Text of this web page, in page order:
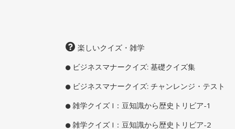
楽しいクイズ・雑学
ビジネスマナークイズ: 基礎クイズ集
ビジネスマナークイズ: チャンレンジ・テスト
雑学クイズ I：豆知識から歴史トリビア-1
雑学クイズ I：豆知識から歴史トリビア-2